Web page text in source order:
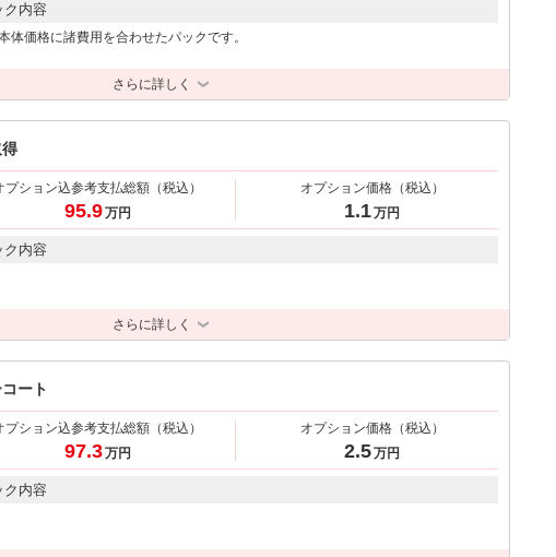
ク内容
体価格に諸費用を合わせたパックです。
さらに詳しく
プション込参考支払総額 （税込）
95.9万円
オプション価格（税込）
1.1万円
ク内容
さらに詳しく
ート
プション込参考支払総額 （税込）
97.3万円
オプション価格（税込）
2.5万円
ク内容